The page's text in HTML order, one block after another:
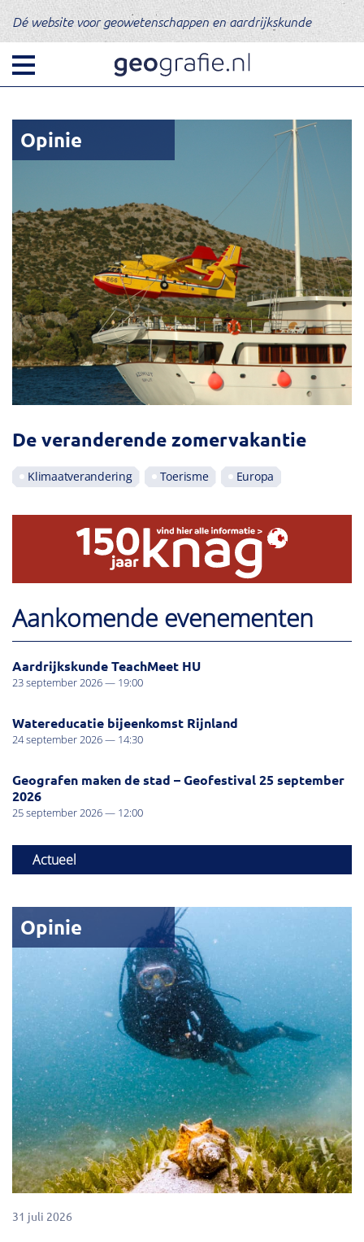
Dé website voor geowetenschappen en aardrijkskunde
Opinie
De veranderende zomervakantie
Klimaatverandering Toerisme Europa
Aankomende evenementen
Aardrijkskunde TeachMeet HU
23 september 2026 — 19:00
Watereducatie bijeenkomst Rijnland
24 september 2026 — 14:30
Geografen maken de stad – Geofestival 25 september
2026
25 september 2026 — 12:00
Actueel
Opinie
31 juli 2026